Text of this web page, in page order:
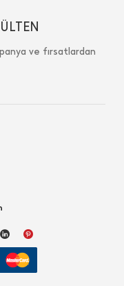
ve fırsatlardan